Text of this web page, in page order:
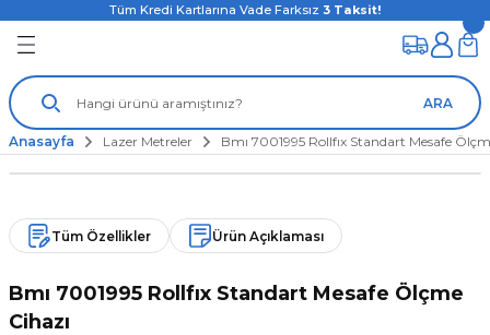
Tüm Kredi Kartlarına Vade Farksız 3 Taksit!
ARA
Anasayfa Lazer Metreler Bmı 7001995 Rollfıx Standart Mesafe
Tüm Özellikler Ürün Açıklaması
Bmı 7001995 Rollfıx Standart Mesafe Ölçme
Cihazı